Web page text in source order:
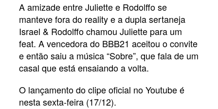
A amizade entre Juliette e Rodolffo se
manteve fora do reality e a dupla sertaneja
Israel & Rodolffo chamou Juliette para um
feat. A vencedora do BBB21 aceitou o convite
e então saiu a música “Sobre”, que fala de um
casal que está ensaiando a volta.
O lançamento do clipe oficial no Youtube é
nesta sexta-feira (17/12).